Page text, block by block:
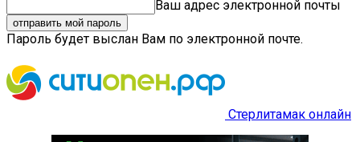
Ваш адрес электронной почты
Пароль будет выслан Вам по электронной почте.
Стерлитамак онлайн